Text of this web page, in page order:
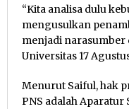
“Kita analisa dulu
mengusulkan
menjadi
Universitas 17
Menurut Saiful, hak
PNS adalah Aparatur